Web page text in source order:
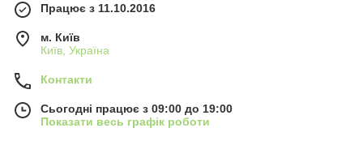
Працює з 11.10.2016
м. Київ
Київ, Україна
Контакти
Сьогодні працює з 09:00 до 19:00
Показати весь графік роботи